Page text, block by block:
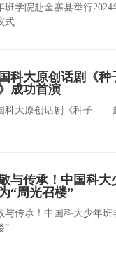
班学院赴金寨县举行
式
科大原创话剧《
成功首演
科大原创话剧《种子——
与传承！中国科大
“周光召楼”
与传承！中国科大少年班
”